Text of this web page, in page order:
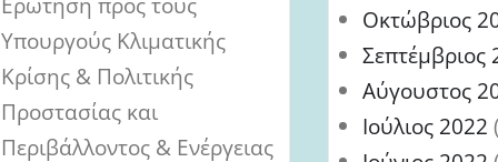
Υπουργούς Κλιματικής
Κρίσης & Πολιτικής
Προστασίας και
Περιβάλλοντος & Ενέργειας
Οκτώβριος
Σεπτέμβριος
Αύγουστος
Ιούλιος 2022